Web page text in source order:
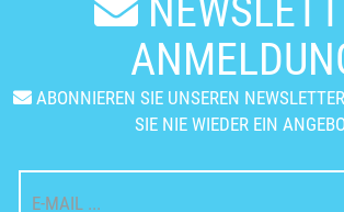
ABONNIEREN SIE UNSEREN
SIE NIE WIEDER EIN